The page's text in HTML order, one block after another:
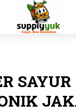
SAYUR